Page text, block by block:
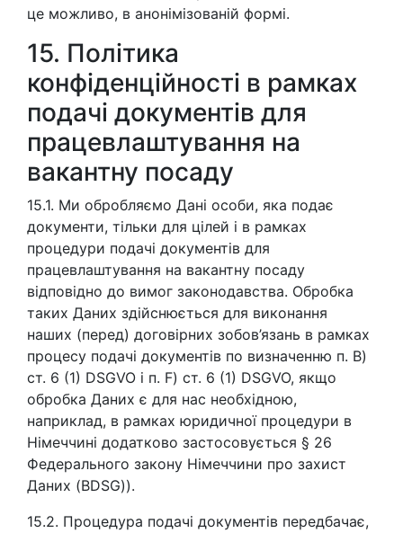
це можливо, в анонімізованій формі.
15. Політика
конфіденційності в рамках
подачі документів для
працевлаштування на
вакантну посаду
15.1. Ми обробляємо Дані особи, яка подає
документи, тільки для цілей і в рамках
процедури подачі документів для
працевлаштування на вакантну посаду
відповідно до вимог законодавства. Обробка
таких Даних здійснюється для виконання
наших (перед) договірних зобов’язань в рамках
процесу подачі документів по визначенню п. B)
ст. 6 (1) DSGVO і п. F) ст. 6 (1) DSGVO, якщо
обробка Даних є для нас необхідною,
наприклад, в рамках юридичної процедури в
Німеччині додатково застосовується § 26
Федерального закону Німеччини про захист
Даних (BDSG)).
15.2. Процедура подачі документів передбачає,